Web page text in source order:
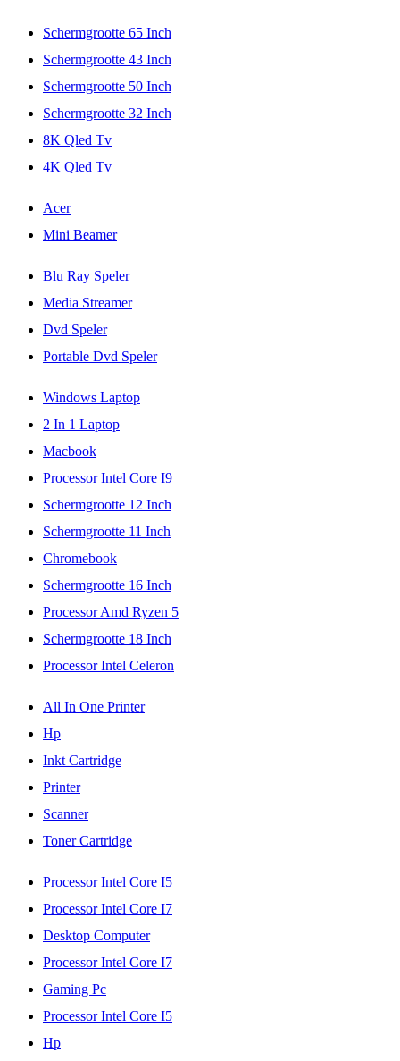
Schermgrootte 65 Inch
Schermgrootte 43 Inch
Schermgrootte 50 Inch
Schermgrootte 32 Inch
8K Qled Tv
4K Qled Tv
Acer
Mini Beamer
Blu Ray Speler
Media Streamer
Dvd Speler
Portable Dvd Speler
Windows Laptop
2 In 1 Laptop
Macbook
Processor Intel Core I9
Schermgrootte 12 Inch
Schermgrootte 11 Inch
Chromebook
Schermgrootte 16 Inch
Processor Amd Ryzen 5
Schermgrootte 18 Inch
Processor Intel Celeron
All In One Printer
Hp
Inkt Cartridge
Printer
Scanner
Toner Cartridge
Processor Intel Core I5
Processor Intel Core I7
Desktop Computer
Processor Intel Core I7
Gaming Pc
Processor Intel Core I5
Hp